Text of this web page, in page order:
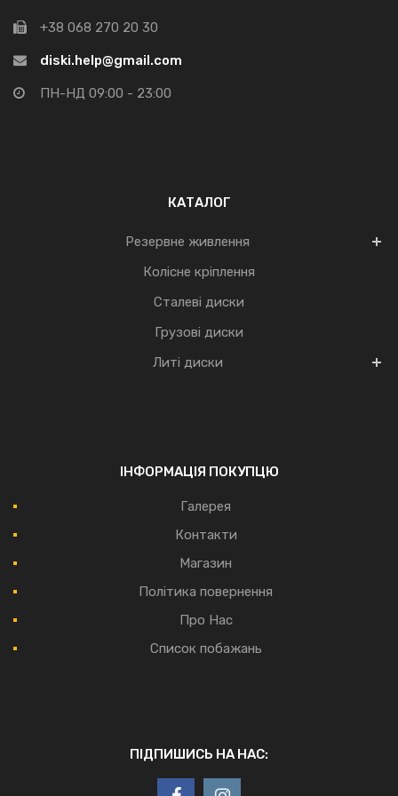
+38 068 270 20 30
diski.help@gmail.com
ПН-НД 09:00 - 23:00
КАТАЛОГ
Резервне живлення
Колісне кріплення
Сталеві диски
Грузові диски
Литі диски
ІНФОРМАЦІЯ ПОКУПЦЮ
Галерея
Контакти
Магазин
Політика повернення
Про Нас
Список побажань
ПІДПИШИСЬ НА НАС: